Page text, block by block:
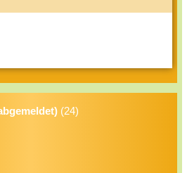
(24)